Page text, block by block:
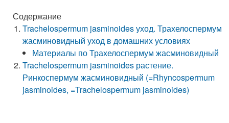
Содержание
Trachelospermum jasminoides уход. Трахелоспермум
жасминовидный уход в домашних условиях
Материалы по Трахелоспермум жасминовидный
Trachelospermum jasminoides растение.
Ринкоспермум жасминовидный (=Rhyncospermum
jasminoides, =Trachelospermum jasminoides)